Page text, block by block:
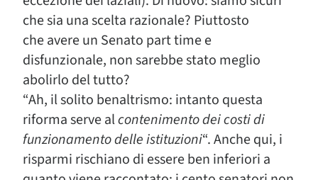
che sia una scelta razionale? Piuttosto
che avere un Senato part time e
disfunzionale, non sarebbe stato meglio
abolirlo del tutto?
“Ah, il solito benaltrismo: intanto questa
riforma serve alcontenimento dei costi di
funzionamento delle istituzioni“. Anche qui, i
risparmi rischiano di essere ben inferiori a